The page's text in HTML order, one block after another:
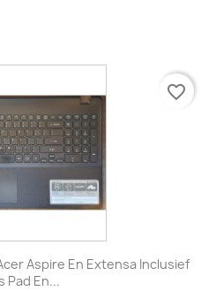
Aspire En Extensa Inclusief
Pad En...
favorite_border